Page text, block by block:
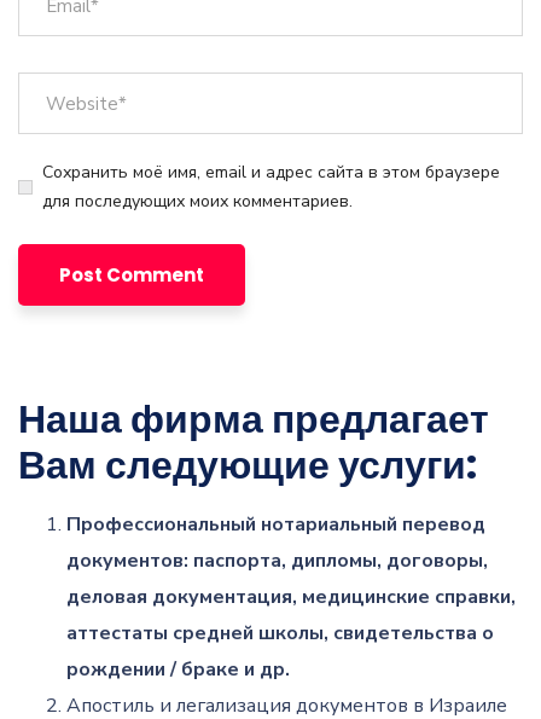
Сохранить моё имя, email и адрес сайта в этом браузере
для последующих моих комментариев.
Наша фирма предлагает
Вам следующие услуги:
Профессиональный нотариальный перевод
документов: паспорта, дипломы, договоры,
деловая документация, медицинские справки,
аттестаты средней школы, свидетельства о
рождении / браке и др.
Апостиль и легализация документов в Израиле